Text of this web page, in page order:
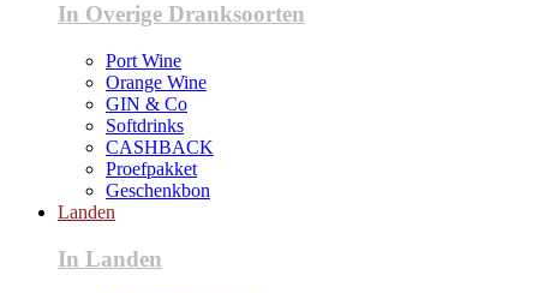
In Overige Dranksoorten
Port Wine
Orange Wine
GIN & Co
Softdrinks
CASHBACK
Proefpakket
Geschenkbon
Landen
In Landen